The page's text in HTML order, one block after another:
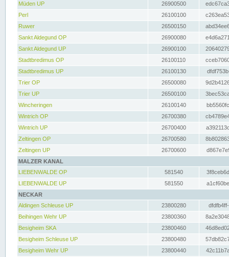
Müden UP
26900500
Perl
26100100
Ruwer
26500150
Sankt Aldegund OP
26900080
Sankt Aldegund UP
26900100
Stadtbredimus OP
26100110
Stadtbredimus UP
26100130
Trier OP
26500080
Trier UP
26500100
Wincheringen
26100140
Wintrich OP
26700380
Wintrich UP
26700400
Zeltingen OP
26700580
Zeltingen UP
26700600
MALZER KANAL
LIEBENWALDE OP
581540
LIEBENWALDE UP
581550
NECKAR
Aldingen Schleuse UP
23800280
Beihingen Wehr UP
23800360
Besigheim SKA
23800460
Besigheim Schleuse UP
23800480
Besigheim Wehr UP
23800440